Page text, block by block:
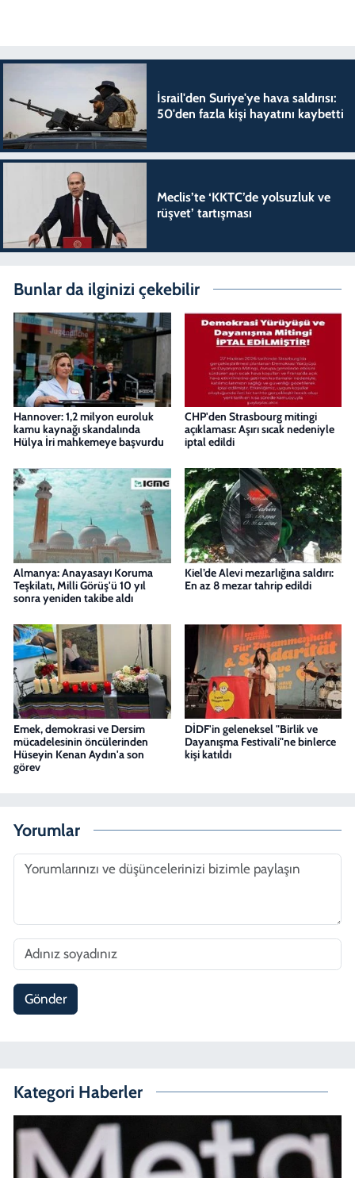
İsrail'den Suriye'ye hava saldırısı:
50'den fazla kişi hayatını kaybetti
Meclis’te ‘KKTC’de yolsuzluk ve
rüşvet’ tartışması
Bunlar da ilginizi çekebilir
Hannover: 1,2 milyon euroluk
kamu kaynağı skandalında
Hülya İri mahkemeye başvurdu
CHP'den Strasbourg mitingi
açıklaması: Aşırı sıcak nedeniyle
iptal edildi
Almanya: Anayasayı Koruma
Teşkilatı, Milli Görüş'ü 10 yıl
sonra yeniden takibe aldı
Kiel’de Alevi mezarlığına saldırı:
En az 8 mezar tahrip edildi
Emek, demokrasi ve Dersim
mücadelesinin öncülerinden
Hüseyin Kenan Aydın'a son
görev
DİDF'in geleneksel "Birlik ve
Dayanışma Festivali"ne binlerce
kişi katıldı
Yorumlar
Gönder
Kategori Haberler